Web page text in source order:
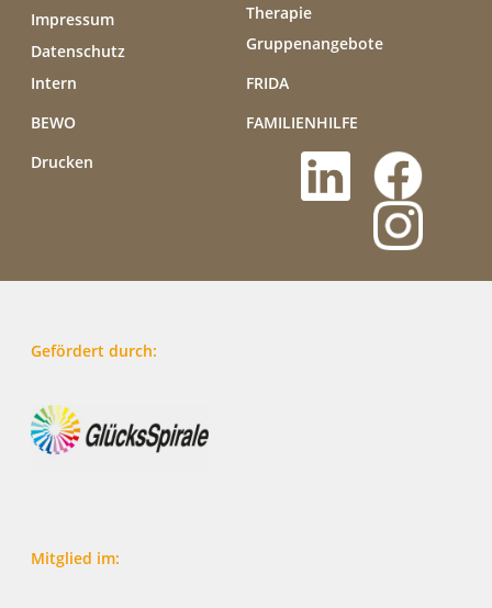
Impressum
Datenschutz
Intern
Therapie
Gruppenangebote
FRIDA
BEWO
FAMILIENHILFE
Drucken
Gefördert durch:
Mitglied im: